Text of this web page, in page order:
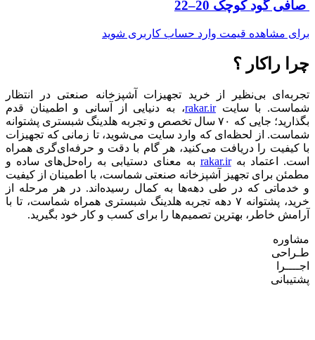
صافی گود کوچک 20–22
برای مشاهده قیمت وارد حساب کاربری شوید
چرا راکار ؟
تجربه‌ای بی‌نظیر از خرید تجهیزات آشپزخانه صنعتی در انتظار
شماست. با سایتrakar.ir، به دنیایی از آسانی و اطمینان قدم
بگذارید؛ جایی که ۷۰ سال تخصص و تجربه هلدینگ شبستری پشتوانه
شماست. از لحظه‌ای که وارد سایت می‌شوید، تا زمانی که تجهیزات
با کیفیت را دریافت می‌کنید، هر گام با دقت و حرفه‌ای‌گری همراه
است. اعتماد بهrakar.ir به معنای دستیابی به راه‌حل‌های ساده و
مطمئن برای تجهیز آشپزخانه صنعتی شماست، با اطمینان از کیفیت
و خدماتی که در طی دهه‌ها به کمال رسیده‌اند. در هر مرحله از
خرید، پشتوانه ۷ دهه تجربه هلدینگ شبستری همراه شماست، تا با
آرامش خاطر، بهترین تصمیم‌ها را برای کسب و کار خود بگیرید.
مشاوره
طـراحی
اجــــرا
پشتیبانی